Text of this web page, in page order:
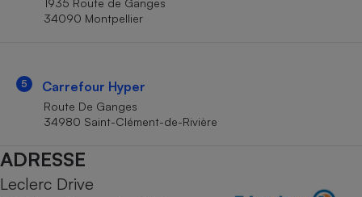
1935 Route de Ganges
34090 Montpellier
5 Carrefour Hyper
Route De Ganges
34980 Saint-Clément-de-Rivière
ADRESSE
Leclerc Drive
Cafetière à expressos